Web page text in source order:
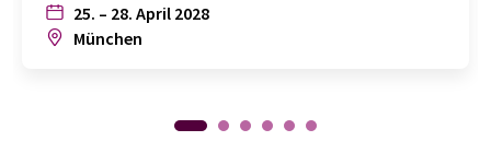
25. – 28. April 2028
München